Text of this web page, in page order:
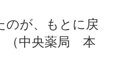
（中央薬局 本